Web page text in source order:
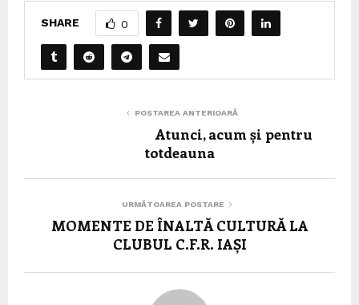
SHARE 0
POSTAREA ANTERIOARĂ
Atunci, acum și pentru
totdeauna
URMĂTOAREA POSTARE
MOMENTE DE ÎNALTĂ CULTURĂ LA
CLUBUL C.F.R. IAȘI